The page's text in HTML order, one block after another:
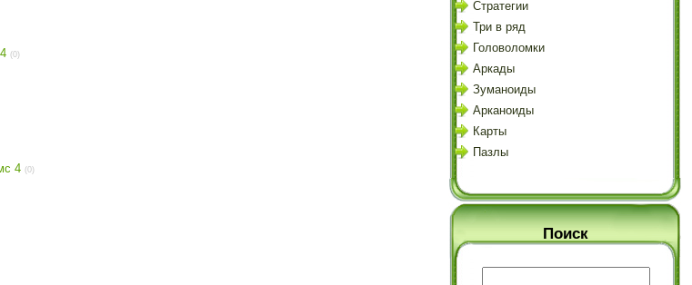
(0)
4 (0)
Стратегии
Три в ряд
Головоломки
Аркады
Зуманоиды
Арканоиды
Карты
Пазлы
Поиск